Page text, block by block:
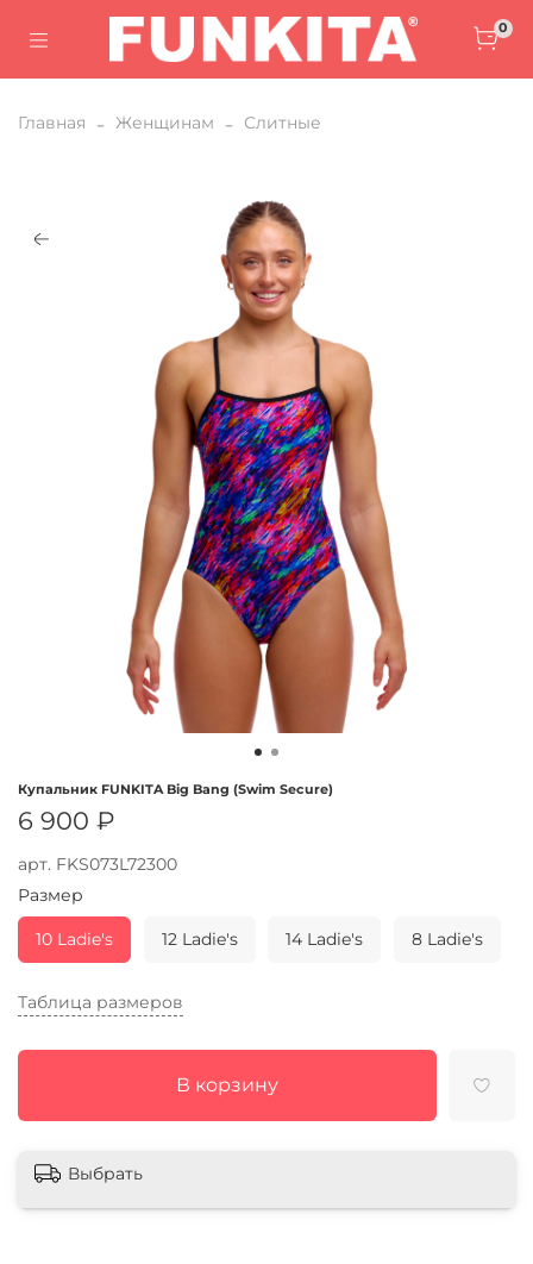
0
Главная Женщинам Слитные
арт. FKS073L72300
Купальник FUNKITA Big Bang (Swim Secure)
6 900 ₽
Таблица размеров
В корзину
Размер
10 Ladie's 12 Ladie's 14 Ladie's 8 Ladie's
Выбрать